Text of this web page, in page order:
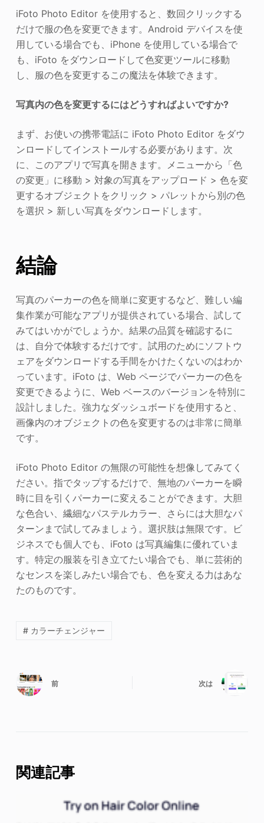
iFoto Photo Editor を使用すると、数回クリックする
だけで服の色を変更できます。Android デバイスを使
用している場合でも、iPhone を使用している場合で
も、iFoto をダウンロードして色変更ツールに移動
し、服の色を変更するこの魔法を体験できます。
写真内の色を変更するにはどうすればよいですか?
まず、お使いの携帯電話に iFoto Photo Editor をダウ
ンロードしてインストールする必要があります。次
に、このアプリで写真を開きます。メニューから「色
の変更」に移動 > 対象の写真をアップロード > 色を変
更するオブジェクトをクリック > パレットから別の色
を選択 > 新しい写真をダウンロードします。
結論
写真のパーカーの色を簡単に変更するなど、難しい編
集作業が可能なアプリが提供されている場合、試して
みてはいかがでしょうか。結果の品質を確認するに
は、自分で体験するだけです。試用のためにソフトウ
ェアをダウンロードする手間をかけたくないのはわか
っています。iFoto は、Web ページでパーカーの色を
変更できるように、Web ベースのバージョンを特別に
設計しました。強力なダッシュボードを使用すると、
画像内のオブジェクトの色を変更するのは非常に簡単
です。
iFoto Photo Editor の無限の可能性を想像してみてく
ださい。指でタップするだけで、無地のパーカーを瞬
時に目を引くパーカーに変えることができます。大胆
な色合い、繊細なパステルカラー、さらには大胆なパ
ターンまで試してみましょう。選択肢は無限です。ビ
ジネスでも個人でも、iFoto は写真編集に優れていま
す。特定の服装を引き立てたい場合でも、単に芸術的
なセンスを楽しみたい場合でも、色を変える力はあな
たのものです。
# カラーチェンジャー
前 次は
関連記事